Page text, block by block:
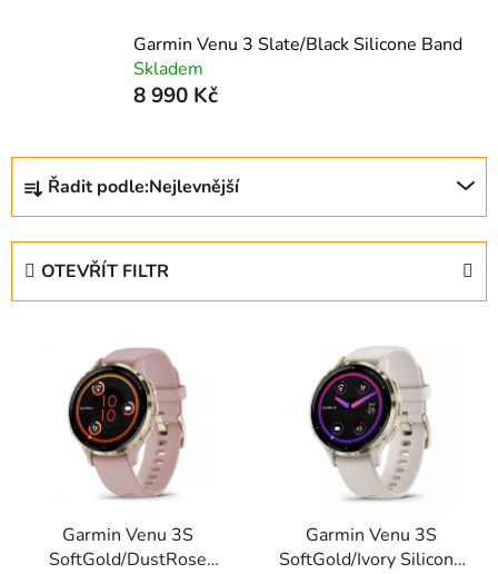
Garmin Venu 3 Slate/Black Silicone Band
Skladem
8 990 Kč
Ř
z
Řadit podle:Nejlevnější
OTEVŘÍT FILTR
Garmin Venu 3S
SoftGold/DustRose
Garmin Venu 3S
SoftGold/Ivory Silicone